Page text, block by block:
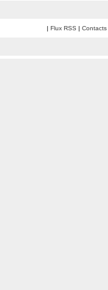
| Flux RSS | Contacts